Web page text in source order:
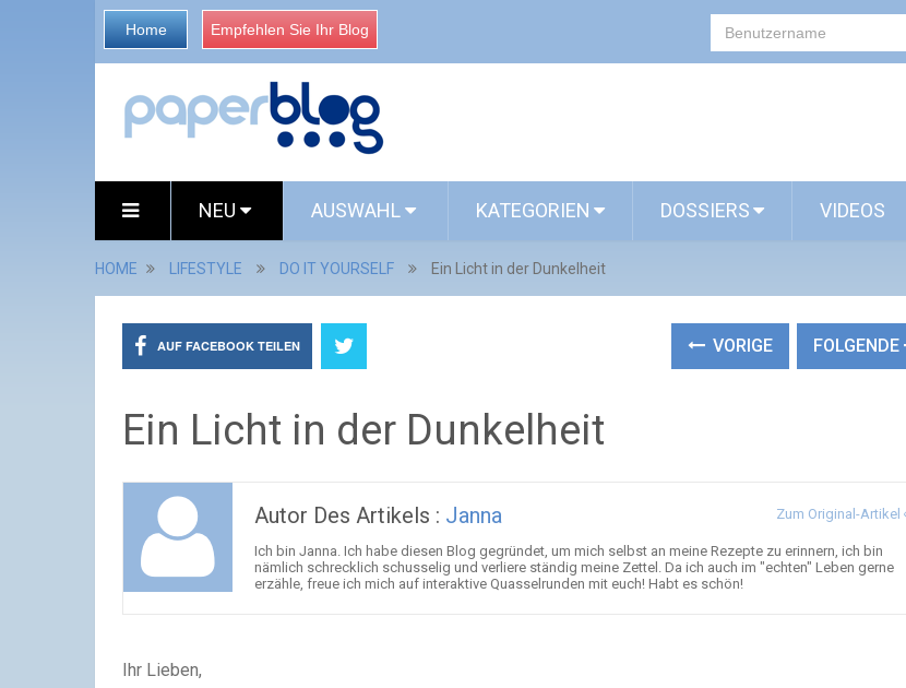
Home Empfehlen Sie Ihr Blog
NEU AUSWAHL KATEGORIEN DOSSIERS VIDEOS
HOME LIFESTYLE DO IT YOURSELF Ein Licht in der Dunkelheit
AUF FACEBOOK TEILEN VORIGE FOLGENDE
Ein Licht in der Dunkelheit
Autor Des Artikels : Janna Zum Original-Artikel
Ich bin Janna. Ich habe diesen Blog gegründet, um mich selbst an meine Rezepte zu erinnern, ich bin
nämlich schrecklich schusselig und verliere ständig meine Zettel. Da ich auch im "echten" Leben gerne
erzähle, freue ich mich auf interaktive Quasselrunden mit euch! Habt es schön!
Ihr Lieben,